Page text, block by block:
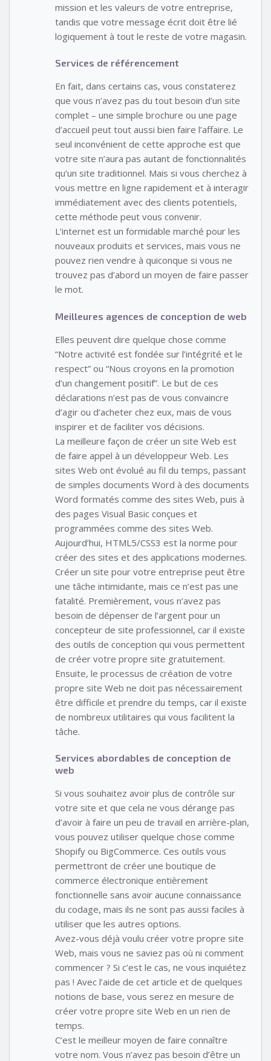
mission et les valeurs de votre entreprise,
tandis que votre message écrit doit être lié
logiquement à tout le reste de votre magasin.
Services de référencement
En fait, dans certains cas, vous constaterez
que vous n’avez pas du tout besoin d’un site
complet – une simple brochure ou une page
d’accueil peut tout aussi bien faire l’affaire. Le
seul inconvénient de cette approche est que
votre site n’aura pas autant de fonctionnalités
qu’un site traditionnel. Mais si vous cherchez à
vous mettre en ligne rapidement et à interagir
immédiatement avec des clients potentiels,
cette méthode peut vous convenir.
L’internet est un formidable marché pour les
nouveaux produits et services, mais vous ne
pouvez rien vendre à quiconque si vous ne
trouvez pas d’abord un moyen de faire passer
le mot.
Meilleures agences de conception de web
Elles peuvent dire quelque chose comme
“Notre activité est fondée sur l’intégrité et le
respect” ou “Nous croyons en la promotion
d’un changement positif”. Le but de ces
déclarations n’est pas de vous convaincre
d’agir ou d’acheter chez eux, mais de vous
inspirer et de faciliter vos décisions.
La meilleure façon de créer un site Web est
de faire appel à un développeur Web. Les
sites Web ont évolué au fil du temps, passant
de simples documents Word à des documents
Word formatés comme des sites Web, puis à
des pages Visual Basic conçues et
programmées comme des sites Web.
Aujourd’hui, HTML5/CSS3 est la norme pour
créer des sites et des applications modernes.
Créer un site pour votre entreprise peut être
une tâche intimidante, mais ce n’est pas une
fatalité. Premièrement, vous n’avez pas
besoin de dépenser de l’argent pour un
concepteur de site professionnel, car il existe
des outils de conception qui vous permettent
de créer votre propre site gratuitement.
Ensuite, le processus de création de votre
propre site Web ne doit pas nécessairement
être difficile et prendre du temps, car il existe
de nombreux utilitaires qui vous facilitent la
tâche.
Services abordables de conception de
web
Si vous souhaitez avoir plus de contrôle sur
votre site et que cela ne vous dérange pas
d’avoir à faire un peu de travail en arrière-plan,
vous pouvez utiliser quelque chose comme
Shopify ou BigCommerce. Ces outils vous
permettront de créer une boutique de
commerce électronique entièrement
fonctionnelle sans avoir aucune connaissance
du codage, mais ils ne sont pas aussi faciles à
utiliser que les autres options.
Avez-vous déjà voulu créer votre propre site
Web, mais vous ne saviez pas où ni comment
commencer ? Si c’est le cas, ne vous inquiétez
pas ! Avec l’aide de cet article et de quelques
notions de base, vous serez en mesure de
créer votre propre site Web en un rien de
temps.
C’est le meilleur moyen de faire connaître
votre nom. Vous n’avez pas besoin d’être un